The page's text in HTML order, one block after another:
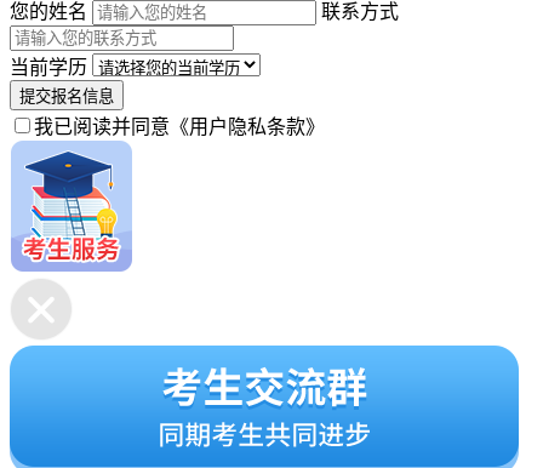
您的姓名 联系方式
当前学历
提交报名信息
我已阅读并同意 《用户隐私条款》